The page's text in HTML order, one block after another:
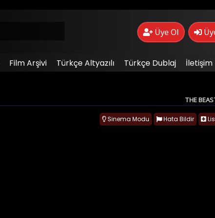
Üye Ol
Film Arşivi Türkçe Altyazılı Türkçe Dublaj İletişim
THE
Hata Bildir
Sinema Modu